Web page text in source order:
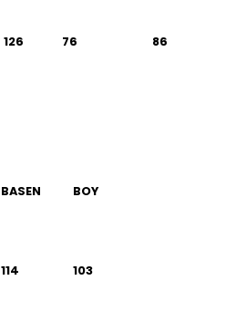
126 76 86
BASEN BOY
114 103